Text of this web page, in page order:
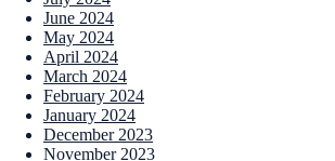
June 2024
May 2024
April 2024
March 2024
February 2024
January 2024
December 2023
November 2023